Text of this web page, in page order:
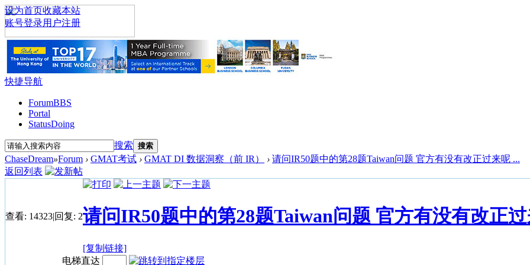
设为首页收藏本站
账号登录用户注册
快捷导航
ForumBBS
Portal
StatusDoing
搜索 搜索
ChaseDream»Forum › GMAT考试 › GMAT DI 数据洞察（前 IR） › 请问IR50题中的第28题Taiwan问题 官方有没有改正过来呢 ...
返回列表
查看: 14323|回复: 2请问IR50题中的第28题Taiwan问题 官方有没有改正
[复制链接]
电梯直达